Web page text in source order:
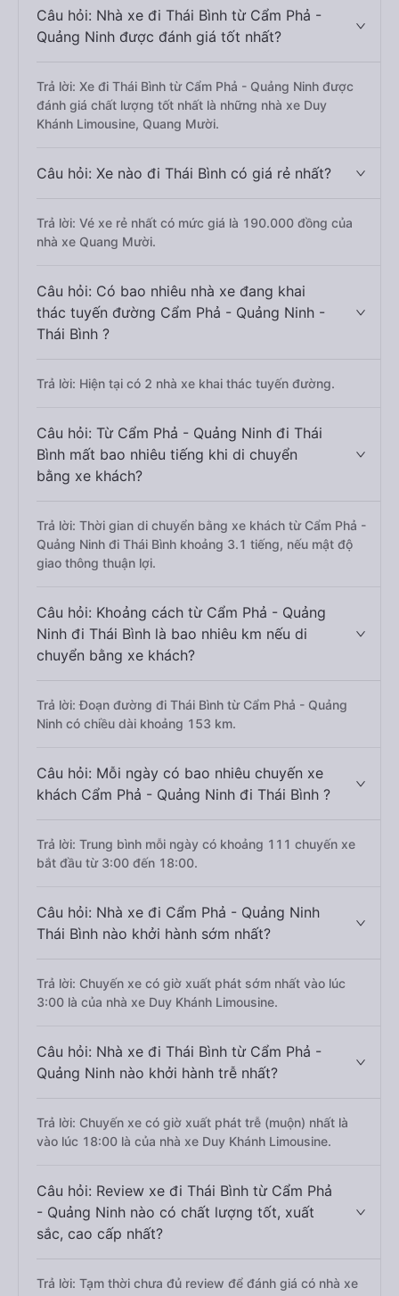
Câu hỏi: Nhà xe đi Thái Bình từ Cẩm Phả -
Quảng Ninh được đánh giá tốt nhất?
Trả lời: Xe đi Thái Bình từ Cẩm Phả - Quảng Ninh được
đánh giá chất lượng tốt nhất là những nhà xe Duy
Khánh Limousine, Quang Mười.
Câu hỏi: Xe nào đi Thái Bình có giá rẻ nhất?
Trả lời: Vé xe rẻ nhất có mức giá là 190.000 đồng của
nhà xe Quang Mười.
Câu hỏi: Có bao nhiêu nhà xe đang khai
thác tuyến đường Cẩm Phả - Quảng Ninh -
Thái Bình ?
Trả lời: Hiện tại có 2 nhà xe khai thác tuyến đường.
Câu hỏi: Từ Cẩm Phả - Quảng Ninh đi Thái
Bình mất bao nhiêu tiếng khi di chuyển
bằng xe khách?
Trả lời: Thời gian di chuyển bằng xe khách từ Cẩm Phả -
Quảng Ninh đi Thái Bình khoảng 3.1 tiếng, nếu mật độ
giao thông thuận lợi.
Câu hỏi: Khoảng cách từ Cẩm Phả - Quảng
Ninh đi Thái Bình là bao nhiêu km nếu di
chuyển bằng xe khách?
Trả lời: Đoạn đường đi Thái Bình từ Cẩm Phả - Quảng
Ninh có chiều dài khoảng 153 km.
Câu hỏi: Mỗi ngày có bao nhiêu chuyến xe
khách Cẩm Phả - Quảng Ninh đi Thái Bình ?
Trả lời: Trung bình mỗi ngày có khoảng 111 chuyến xe
bắt đầu từ 3:00 đến 18:00.
Câu hỏi: Nhà xe đi Cẩm Phả - Quảng Ninh
Thái Bình nào khởi hành sớm nhất?
Trả lời: Chuyến xe có giờ xuất phát sớm nhất vào lúc
3:00 là của nhà xe Duy Khánh Limousine.
Câu hỏi: Nhà xe đi Thái Bình từ Cẩm Phả -
Quảng Ninh nào khởi hành trễ nhất?
Trả lời: Chuyến xe có giờ xuất phát trễ (muộn) nhất là
vào lúc 18:00 là của nhà xe Duy Khánh Limousine.
Câu hỏi: Review xe đi Thái Bình từ Cẩm Phả
- Quảng Ninh nào có chất lượng tốt, xuất
sắc, cao cấp nhất?
Trả lời: Tạm thời chưa đủ review để đánh giá có nhà xe